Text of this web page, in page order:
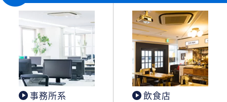
事務所系 飲食店